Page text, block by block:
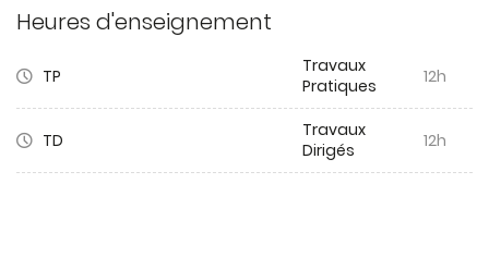
Heures d'enseignement
TP
Travaux
Pratiques
12h
TD
Travaux
Dirigés
12h